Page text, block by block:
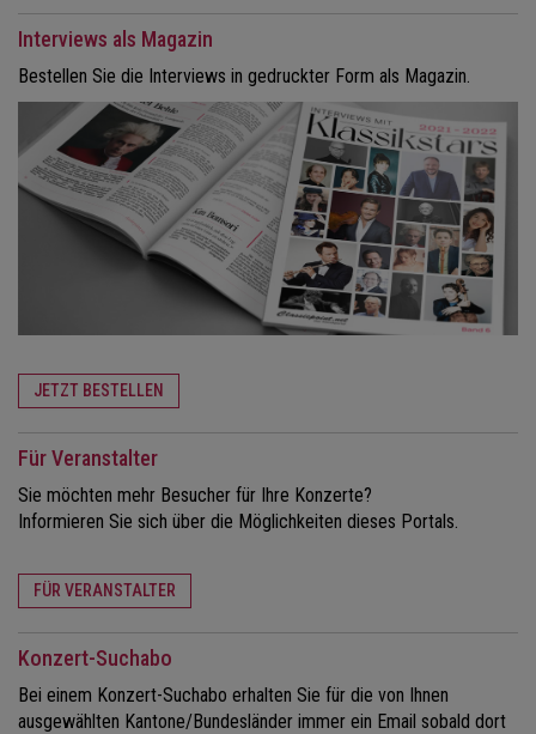
Interviews als Magazin
Bestellen Sie die Interviews in gedruckter Form als Magazin.
JETZT BESTELLEN
Für Veranstalter
Sie möchten mehr Besucher für Ihre Konzerte?
Informieren Sie sich über die Möglichkeiten dieses Portals.
FÜR VERANSTALTER
Konzert-Suchabo
Bei einem Konzert-Suchabo erhalten Sie für die von Ihnen
ausgewählten Kantone/Bundesländer immer ein Email sobald dort